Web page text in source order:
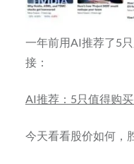
一年前用AI推荐了5
接：
AI推荐：5只值得购
今天看看股价如何，